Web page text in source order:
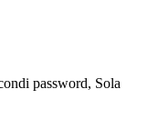
password, Sola